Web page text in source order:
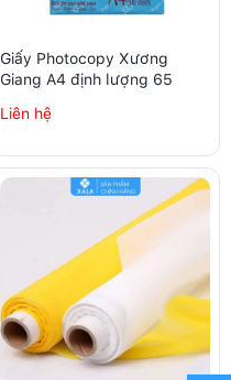
Giấy Photocopy Xương
Giang A4 định lượng 65
Liên hệ